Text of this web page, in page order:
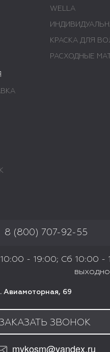
WELLA
КРАСКА ДЛЯ
РАСХОДНЫЕ
8 (800) 707-92-55
- 19:00; Сб 10:00 -
Авиамоторная, 69
ЗВОНОК
mykosm@yandex.ru